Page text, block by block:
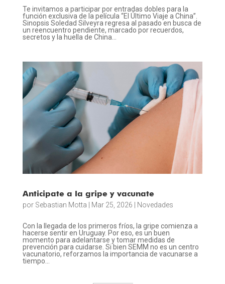
Te invitamos a participar por entradas dobles para la
función exclusiva de la película “El Último Viaje a China”.
Sinopsis Soledad Silveyra regresa al pasado en busca de
un reencuentro pendiente, marcado por recuerdos,
secretos y la huella de China...
Anticipate a la gripe y vacunate
por Sebastian Motta | Mar 25, 2026 | Novedades
Con la llegada de los primeros fríos, la gripe comienza a
hacerse sentir en Uruguay. Por eso, es un buen
momento para adelantarse y tomar medidas de
prevención para cuidarse. Si bien SEMM no es un centro
vacunatorio, reforzamos la importancia de vacunarse a
tiempo...